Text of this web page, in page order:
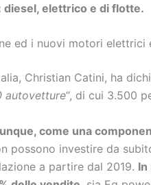
diesel, elettrico e di flotte.
ed i nuovi motori elettrici
Christian Catini, ha
autovetture“, di cui 3.500
come una
possono investire da
a partire dal 2019.